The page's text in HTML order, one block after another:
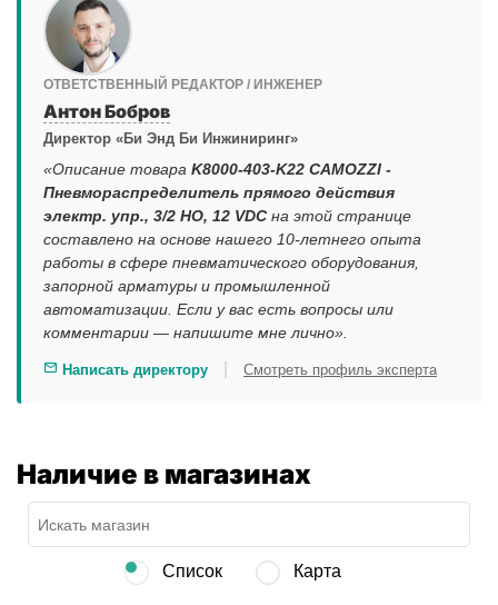
ОТВЕТСТВЕННЫЙ РЕДАКТОР / ИНЖЕНЕР
Антон Бобров
Директор «Би Энд Би Инжиниринг»
«Описание товара K8000-403-K22 CAMOZZI -
Пневмораспределитель прямого действия
электр. упр., 3/2 НО, 12 VDC на этой странице
составлено на основе нашего 10-летнего опыта
работы в сфере пневматического оборудования,
запорной арматуры и промышленной
автоматизации. Если у вас есть вопросы или
комментарии — напишите мне лично».
Написать директору Смотреть профиль эксперта
Наличие в магазинах
Список Карта